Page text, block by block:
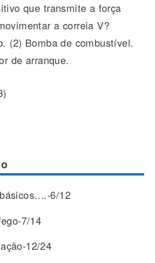
que transmite a força
a correia V?
(2) Bomba de combustível.
de arranque.
6/12
7/14
12/24